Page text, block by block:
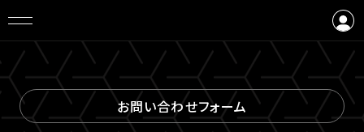
会員登録
お問い合わせフォーム